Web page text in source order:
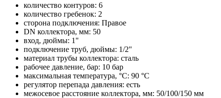
количество контуров: 6
количество гребенок: 2
сторона подключения: Правое
DN коллектора, мм: 50
вход, дюймы: 1"
подключение труб, дюймы: 1/2"
материал трубы коллектора: сталь
рабочее давление, бар: 10 бар
максимальная температура, °C: 90 °C
регулятор перепада давления: есть
межосевое расстояние коллектора, мм: 50/100/150 мм